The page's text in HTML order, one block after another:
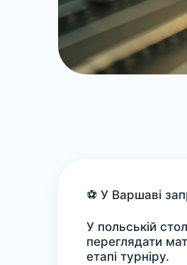
⚽️ У Варшаві
У польській
переглядати
етапі турніру.